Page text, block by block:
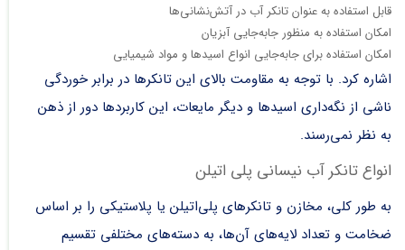
قابل استفاده به عنوان تانکر آب در آتش‌نشانی‌ها
امکان استفاده به منظور جابه‌جایی آبزیان
امکان استفاده برای جابه‌جایی انواع اسید‌ها و مواد شیمیایی
اشاره کرد. با توجه به مقاومت بالای این تانکرها در برابر خوردگی
ناشی از نگه‌داری اسید‌ها و دیگر مایعات، این کاربردها دور از ذهن
به نظر نمی‌رسند.
انواع تانکر آب نیسانی پلی اتیلن
به طور کلی، مخازن و تانکرهای پلی‌اتیلن یا پلاستیکی را بر اساس
ضخامت و تعداد لایه‌های آن‌ها، به دسته‌های مختلفی تقسیم